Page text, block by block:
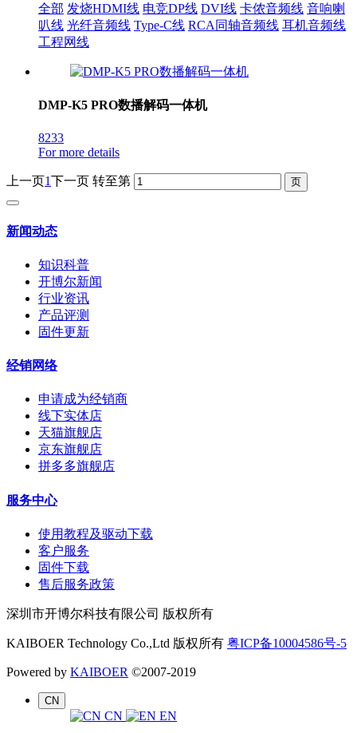
全部 发烧HDMI线 电竞DP线 DVI线 卡侬音频线 音响喇
叭线 光纤音频线 Type-C线 RCA同轴音频线 耳机音频线
工程网线
DMP-K5 PRO数播解码一体机
8233
For more details
上一页1下一页 转至第
新闻动态
知识科普
开博尔新闻
行业资讯
产品评测
固件更新
经销网络
申请成为经销商
线下实体店
天猫旗舰店
京东旗舰店
拼多多旗舰店
服务中心
使用教程及驱动下载
客户服务
固件下载
售后服务政策
深圳市开博尔科技有限公司 版权所有
KAIBOER Technology Co.,Ltd 版权所有 粤ICP备10004586号-5
Powered by KAIBOER ©2007-2019
CN
CN EN